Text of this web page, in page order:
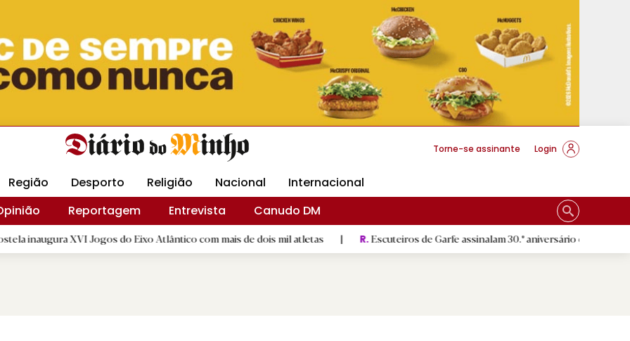
Revista Minha Gráfica DM Livraria DM Arquidiocese Braga
Torne-se assinante Login
Região Desporto Religião Nacional
Internacional
Reportagem Entrevista Canudo DM
XVI Jogos do Eixo Atlântico com mais de dois mil atletas | R.Escuteiros de Garfe assinalam 30.º aniversário em setembro